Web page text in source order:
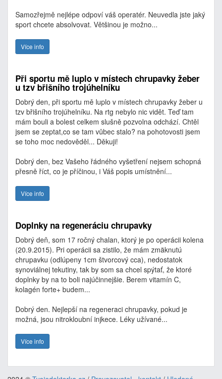
Samozřejmě nejlépe odpoví váš operatér. Neuvedla jste jaký
sport chcete absolvovat. Většinou je možno...
Více info
Při sportu mě luplo v místech chrupavky žeber
u tzv břišního trojúhelníku
Dobrý den, při sportu mě luplo v místech chrupavky žeber u
tzv břišního trojúhelníku. Na rtg nebylo nic vidět. Teď tam
mám bouli a bolest celkem slušně pozvolna odchází. Chtěl
jsem se zeptat,co se tam vůbec stalo? na pohotovosti jsem
se toho moc nedověděl... Děkuji!
Dobrý den, bez Vašeho řádného vyšetření nejsem schopná
přesně říct, co je příčinou, i Váš popis umístnění...
Více info
Doplnky na regeneráciu chrupavky
Dobrý deň, som 17 ročný chalan, ktorý je po operácii kolena
(20.9.2015). Pri operácii sa zistilo, že mám zmäknutú
chrupavku (odlúpeny 1cm štvorcový cca), nedostatok
synoviálnej tekutiny, tak by som sa chcel spýtať, že ktoré
doplnky by na to boli najúčinnejšie. Berem vitamín C,
kolagén forte+ budem...
Dobrý den. Nejlepší na regeneraci chrupavky, pokud je
možná, jsou nitrokloubní injkece. Léky užívané...
Více info